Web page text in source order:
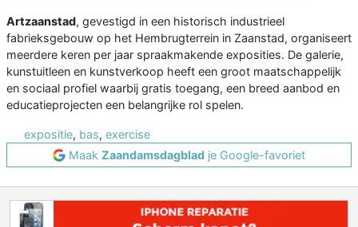
Artzaanstad, gevestigd in een historisch industrieel
fabrieksgebouw op het Hembrugterrein in Zaanstad, organiseert
meerdere keren per jaar spraakmakende exposities. De galerie,
kunstuitleen en kunstverkoop heeft een groot maatschappelijk
en sociaal profiel waarbij gratis toegang, een breed aanbod en
educatieprojecten een belangrijke rol spelen.
expositie, bas, exercise
Maak Zaandamsdagblad je Google-favoriet